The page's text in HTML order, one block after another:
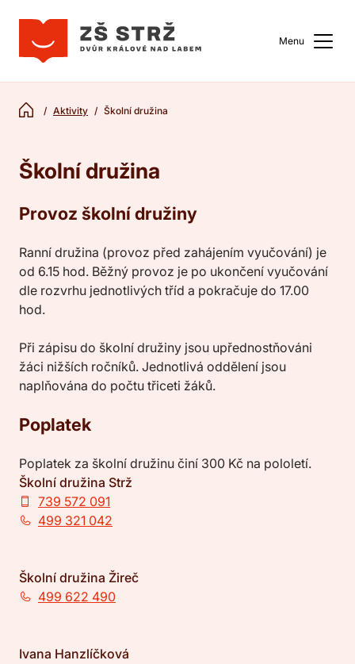
Menu
Aktivity Školní družina
Školní družina
Provoz školní družiny
Ranní družina (provoz před zahájením vyučování) je
od 6.15 hod. Běžný provoz je po ukončení vyučování
dle rozvrhu jednotlivých tříd a pokračuje do 17.00
hod.
Při zápisu do školní družiny jsou upřednostňováni
žáci nižších ročníků. Jednotlivá oddělení jsou
naplňována do počtu třiceti žáků.
Poplatek
Poplatek za školní družinu činí 300 Kč na pololetí.
Školní družina Strž
739 572 091
499 321 042
Školní družina Žireč
499 622 490
Ivana Hanzlíčková